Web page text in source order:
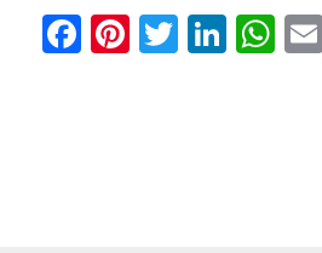
Facebook
Pinterest
Twitter